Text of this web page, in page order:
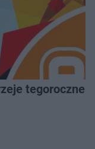
tegoroczne